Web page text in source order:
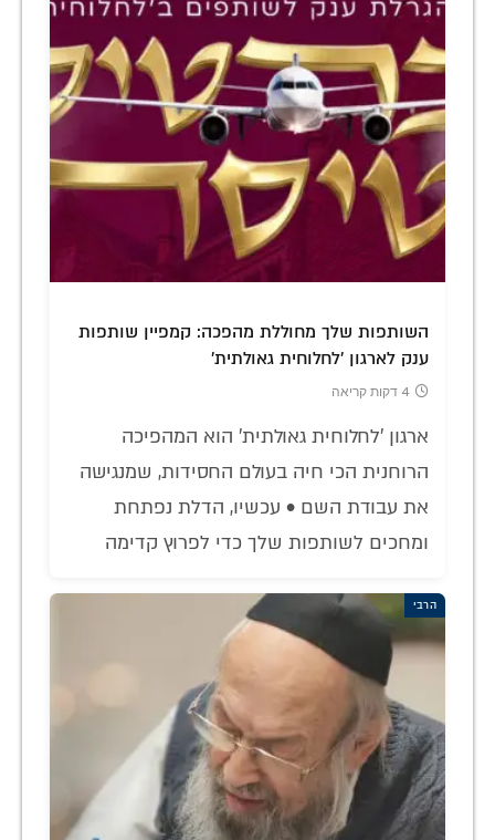
השותפות שלך מחוללת מהפכה: קמפיין שותפות
ענק לארגון 'לחלוחית גאולתית'
4 דקות קריאה
ארגון 'לחלוחית גאולתית' הוא המהפיכה
הרוחנית הכי חיה בעולם החסידות, שמנגישה
את עבודת השם • עכשיו, הדלת נפתחת
ומחכים לשותפות שלך כדי לפרוץ קדימה
הרבי